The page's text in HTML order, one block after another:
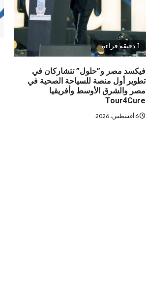
1 دقيقة قراءة
فيكسد مصر و”حلول” تتشاركان في
تطوير أول منصة للسياحة الصحية في
مصر والشرق الأوسط وأفريقيا
Tour4Cure
6 أغسطس، 2026